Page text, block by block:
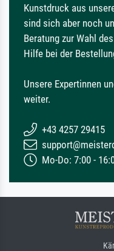
Kunstdruck aus
sind sich aber noch
Beratung zur Wahl
Hilfe bei der
Unsere Expertinnen
weiter.
+43 4257 29415
Mo-Do: 7:00 -